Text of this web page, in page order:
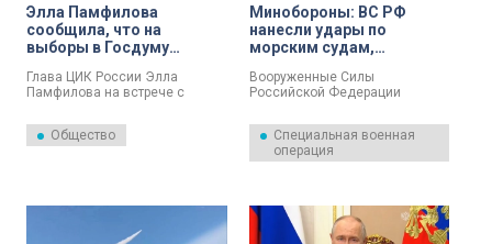
Элла Памфилова
сообщила, что на
выборы в Госдуму
3,1 тысячи кандидатов
Глава ЦИК России Элла
Памфилова на встрече с
Путиным рассказала о ходе
регистрации кандидатов на
Общество
Минобороны: ВС РФ
нанесли удары по
морским судам,
интересах ВСУ
Вооруженные Силы
Российской Федерации
по морским судам,
задействованным в интересах
ВСУ. Об этом 6 августа
Специальная военная
операция